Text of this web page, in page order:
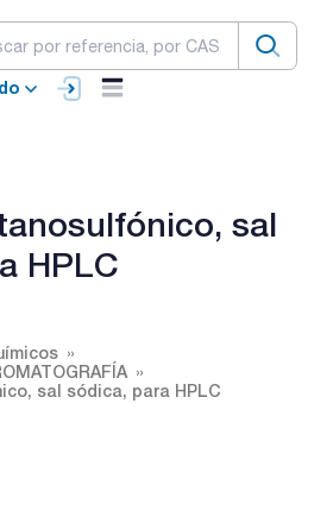
sal
HPLC
sal sódica, para HPLC